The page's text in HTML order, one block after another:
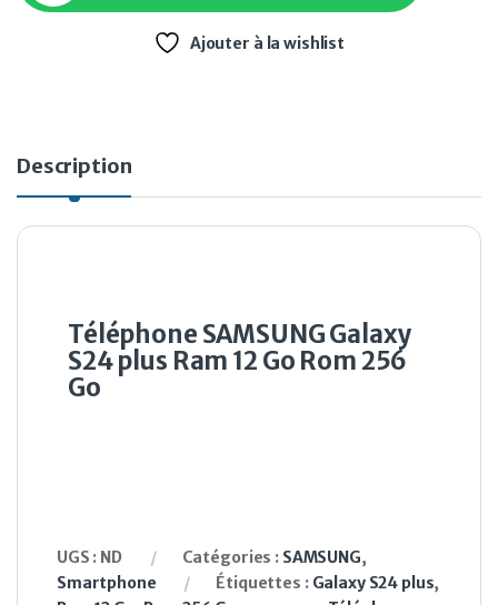
Ajouter à la wishlist
Description
Téléphone SAMSUNG Galaxy
S24 plus Ram 12 Go Rom 256
Go
UGS : ND Catégories : SAMSUNG,
Smartphone
Étiquettes : Galaxy S24 plus,